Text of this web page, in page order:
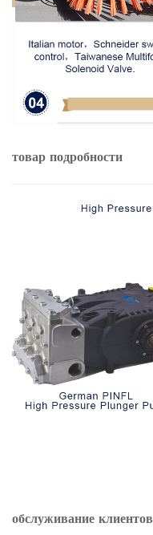
товарподробности
обслуживание клиентов